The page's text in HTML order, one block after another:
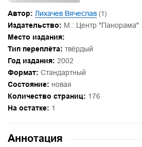
Автор: Лихачев Вячеслав (1)
Издательство: М.: Центр "Панорама"
Место издания:
Тип переплёта: твёрдый
Год издания: 2002
Формат: Стандартный
Состояние: новая
Количество страниц: 176
На остатке: 1
Аннотация